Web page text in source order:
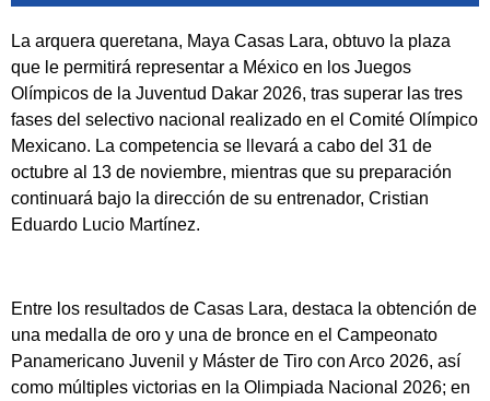
La arquera queretana, Maya Casas Lara, obtuvo la plaza
que le permitirá representar a México en los Juegos
Olímpicos de la Juventud Dakar 2026, tras superar las tres
fases del selectivo nacional realizado en el Comité Olímpico
Mexicano. La competencia se llevará a cabo del 31 de
octubre al 13 de noviembre, mientras que su preparación
continuará bajo la dirección de su entrenador, Cristian
Eduardo Lucio Martínez.
Entre los resultados de Casas Lara, destaca la obtención de
una medalla de oro y una de bronce en el Campeonato
Panamericano Juvenil y Máster de Tiro con Arco 2026, así
como múltiples victorias en la Olimpiada Nacional 2026; en